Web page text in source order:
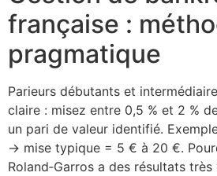
française :
pragmatique
Parieurs débutants et
claire : misez entre 0,5 % et 2 %
un pari de valeur identifié.
→ mise typique = 5 € à 20 €.
Roland‑Garros a des résultats